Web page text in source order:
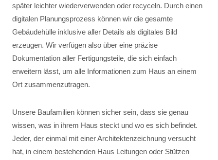
später leichter wiederverwenden oder recyceln. Durch einen
digitalen Planungsprozess können wir die gesamte
Gebäudehülle inklusive aller Details als digitales Bild
erzeugen. Wir verfügen also über eine präzise
Dokumentation aller Fertigungsteile, die sich einfach
erweitern lässt, um alle Informationen zum Haus an einem
Ort zusammenzutragen.
Unsere Baufamilien können sicher sein, dass sie genau
wissen, was in ihrem Haus steckt und wo es sich befindet.
Jeder, der einmal mit einer Architektenzeichnung versucht
hat, in einem bestehenden Haus Leitungen oder Stützen